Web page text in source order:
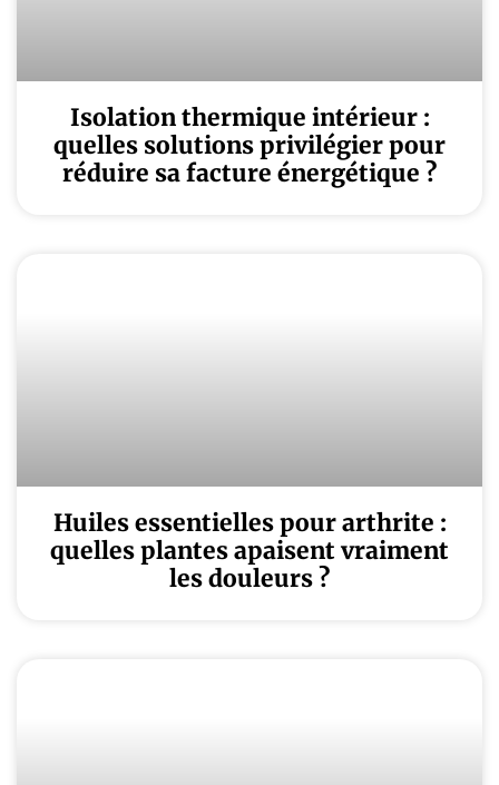
Isolation thermique intérieur :
quelles solutions privilégier pour
réduire sa facture énergétique ?
Huiles essentielles pour arthrite :
quelles plantes apaisent vraiment
les douleurs ?